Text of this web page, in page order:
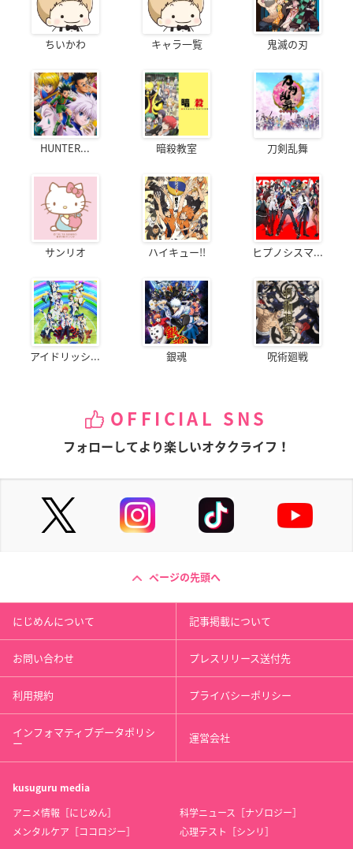
ちいかわ キャラ一覧 鬼滅の刃
HUNTER... 暗殺教室 刀剣乱舞
サンリオ ハイキュー!! ヒプノシスマ...
アイドリッシ... 銀魂 呪術廻戦
OFFICIAL SNS
フォローしてより楽しいオタクライフ！
ページの先頭へ
にじめんについて 記事掲載について
お問い合わせ プレスリリース送付先
利用規約 プライバシーポリシー
インフォマティブデータポリシ
ー 運営会社
kusuguru media
アニメ情報［にじめん］
科学ニュース［ナゾロジー］
メンタルケア［ココロジー］
心理テスト［シンリ］